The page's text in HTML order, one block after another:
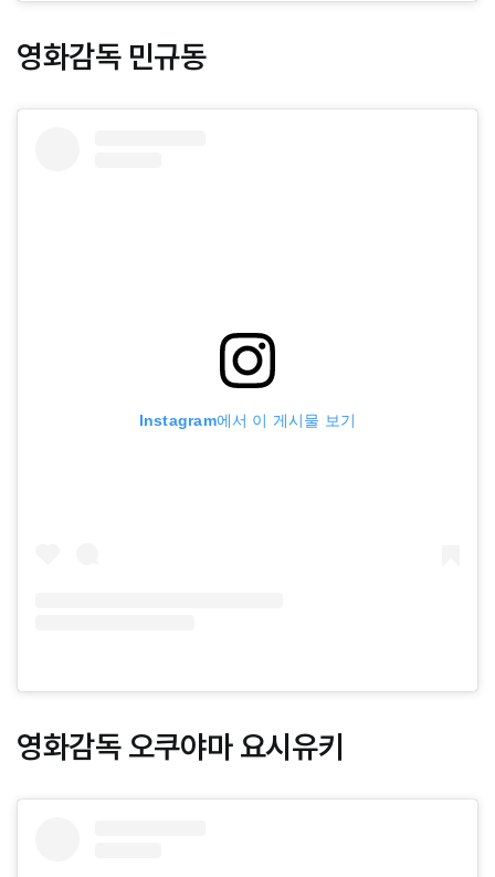
영화감독 민규동
Instagram에서 이 게시물 보기
영화감독 오쿠야마 요시유키